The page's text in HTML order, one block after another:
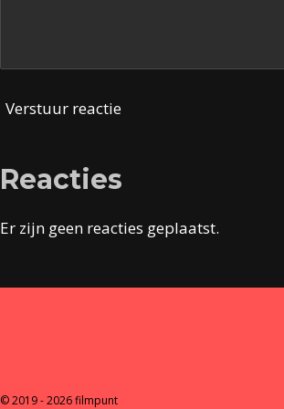
Verstuur reactie
Reacties
Er zijn geen reacties geplaatst.
© 2019 - 2026 filmpunt